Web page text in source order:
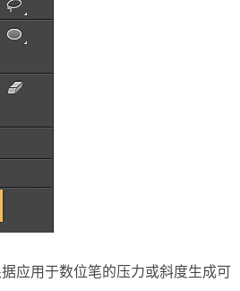
应用于数位笔的压力或斜度生成可